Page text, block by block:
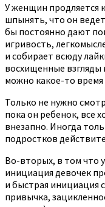
У женщин продляется
шпынять, что он
бы постоянно дают
игривость,
и собирает всюду
восхищенные взгляды
можно какое-то время
Только не нужно
пока он ребенок, все
внезапно. Иногда
подростков
Во-вторых, в том что
инициация девочек
и быстрая инициация
привычка,